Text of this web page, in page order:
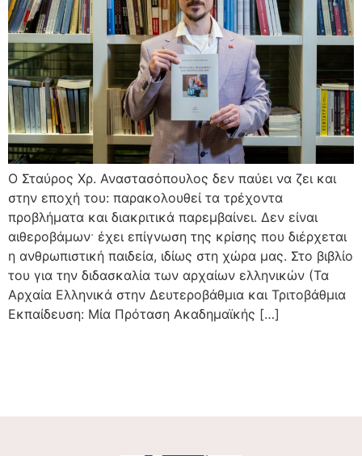
Ο Σταύρος Χρ. Αναστασόπουλος δεν παύει να ζει και
στην εποχή του: παρακολουθεί τα τρέχοντα
προβλήματα και διακριτικά παρεμβαίνει. Δεν είναι
αιθεροβάμωνˑ έχει επίγνωση της κρίσης που διέρχεται
η ανθρωπιστική παιδεία, ιδίως στη χώρα μας. Στο βιβλίο
του για την διδασκαλία των αρχαίων ελληνικών (Τα
Αρχαία Ελληνικά στην Δευτεροβάθμια και Τριτοβάθμια
Εκπαίδευση: Μία Πρόταση Ακαδημαϊκής […]